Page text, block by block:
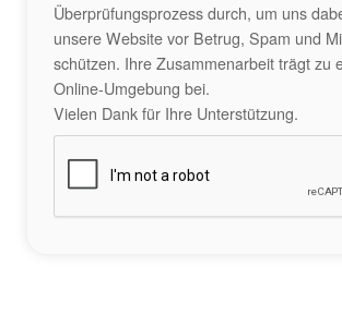
Überprüfungsprozess durch, um uns
unsere Website vor Betrug, Spam und
schützen. Ihre Zusammenarbeit trägt zu
Online-Umgebung bei.
Vielen Dank für Ihre Unterstützung.